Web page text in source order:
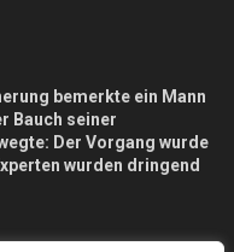
bemerkte ein Mann
Bauch seiner
Der Vorgang wurde
wurden dringend